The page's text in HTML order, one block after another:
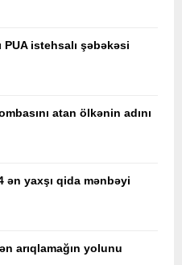
istehsalı şəbəkəsi
atan ölkənin adını
yaxşı qida mənbəyi
arıqlamağın yolunu